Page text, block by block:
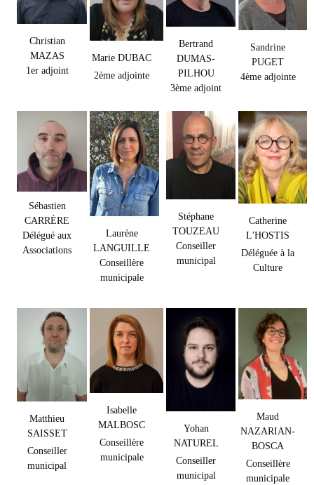
Christian
MAZAS
1er adjoint
Marie DUBAC
2ème adjointe
Bertrand
DUMAS-
PILHOU
3ème adjoint
Sandrine
PUGET
4ème adjointe
Sébastien
CARRÈRE
Délégué aux
Associations
Laurène
LANGUILLE
Conseillère
municipale
Stéphane
TOUZEAU
Conseiller
municipal
Catherine
L'HOSTIS
Déléguée à la
Culture
Matthieu
SAISSET
Conseiller
municipal
Isabelle
MALBOSC
Conseillère
municipale
Yohan
NATUREL
Conseiller
municipal
Maud
NAZARIAN-
BOSCA
Conseillère
municipale